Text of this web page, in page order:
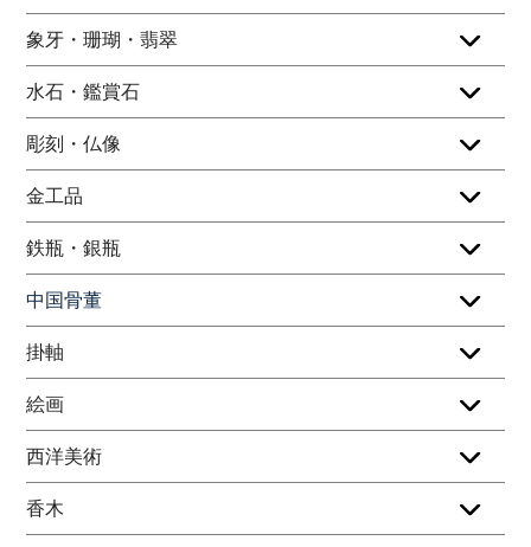
象牙・珊瑚・翡翠
水石・鑑賞石
彫刻・仏像
金工品
鉄瓶・銀瓶
中国骨董
掛軸
絵画
西洋美術
香木